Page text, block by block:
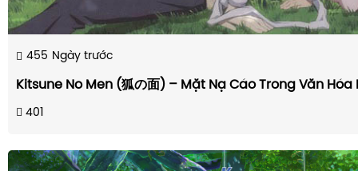
455 Ngày trước
Kitsune No Men (狐の面) – Mặt Nạ Cáo Trong Văn Hóa
401